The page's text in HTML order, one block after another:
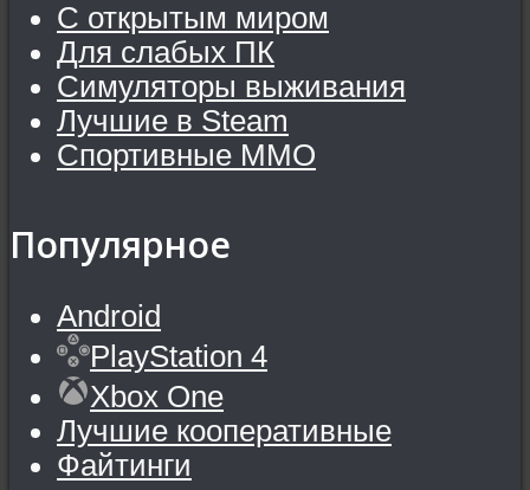
С открытым миром
Для слабых ПК
Симуляторы выживания
Лучшие в Steam
Спортивные MMO
Популярное
Android
PlayStation 4
Xbox One
Лучшие кооперативные
Файтинги